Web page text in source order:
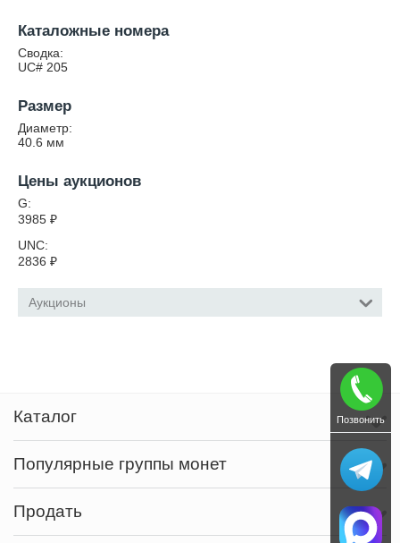
Каталожные номера
Сводка:
UC# 205
Размер
Диаметр:
40.6 мм
Цены аукционов
G:
3985 ₽
UNC:
2836 ₽
Аукционы
Каталог
Популярные группы монет
Продать
Позвонить